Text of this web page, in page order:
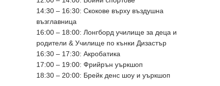
14:30 – 16:30: Скокове върху въздушна
възглавница
16:00 – 18:00: Лонгборд училище за деца и
родители & Училище по кънки Дизастър
16:30 – 17:30: Акробатика
17:00 – 19:00: Фрийрън уъркшоп
18:30 – 20:00: Брейк денс шоу и уъркшоп